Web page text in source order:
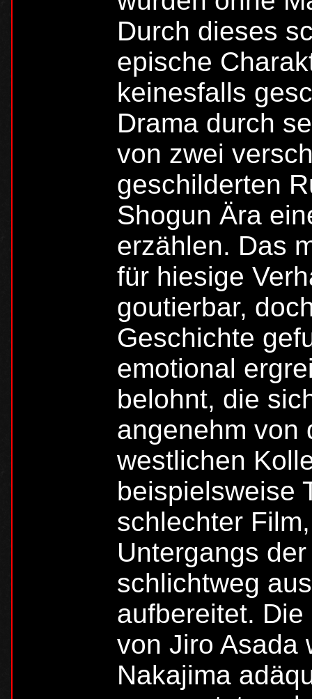
Durch dieses
epische
keinesfalls
Drama durch
von zwei
geschilderten
Shogun Ära
erzählen. Das
für hiesige
goutierbar,
Geschichte
emotional
belohnt, die
angenehm von
westlichen
beispielsweise
schlechter
Untergangs
schlichtweg
aufbereitet.
von Jiro Asada
Nakajima